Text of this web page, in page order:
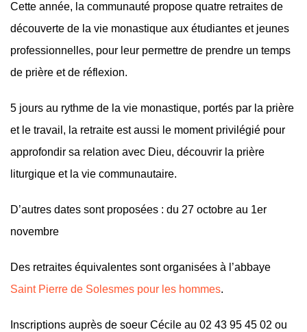
Cette année, la communauté propose quatre retraites de
découverte de la vie monastique aux étudiantes et jeunes
professionnelles, pour leur permettre de prendre un temps
de prière et de réflexion.
5 jours au rythme de la vie monastique, portés par la prière
et le travail, la retraite est aussi le moment privilégié pour
approfondir sa relation avec Dieu, découvrir la prière
liturgique et la vie communautaire.
D’autres dates sont proposées : du 27 octobre au 1er
novembre
Des retraites équivalentes sont organisées à l’abbaye
Saint Pierre de Solesmes pour les hommes.
Inscriptions auprès de soeur Cécile au 02 43 95 45 02 ou